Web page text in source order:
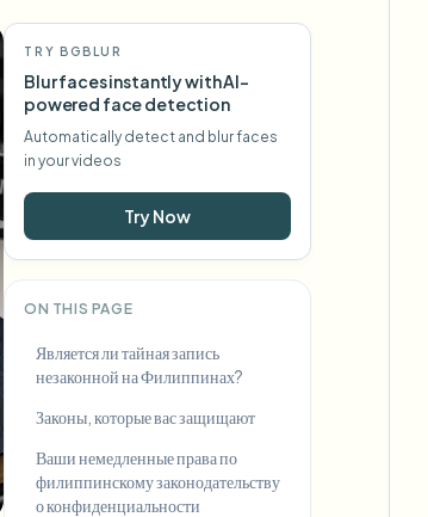
TRY BGBLUR
Blur faces instantly with AI-
powered face detection
Automatically detect and blur faces
in your videos
Try Now
ON THIS PAGE
Является ли тайная запись
незаконной на Филиппинах?
Законы, которые вас защищают
Ваши немедленные права по
филиппинскому законодательству
о конфиденциальности